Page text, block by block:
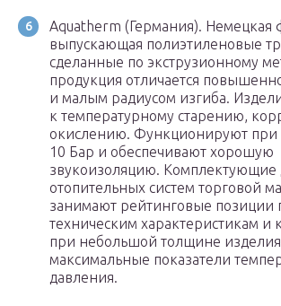
Aquatherm (Германия). Немецкая
выпускающая полиэтиленовые
сделанные по экструзионному
продукция отличается
и малым радиусом изгиба.
к температурному старению,
окислению. Функционируют при
10 Бар и обеспечивают хорошую
звукоизоляцию. Комплектующие
отопительных систем торговой
занимают рейтинговые позиции
техническим характеристикам и
при небольшой толщине
максимальные показатели
давления.